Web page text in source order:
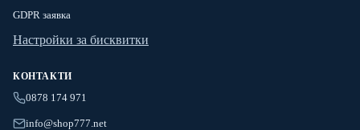
GDPR заявка
Настройки за бисквитки
КОНТАКТИ
0878 174 971
info@shop777.net